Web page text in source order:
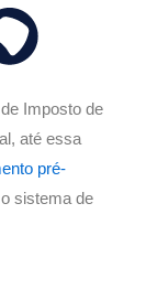
Imposto de
até essa
pré-
sistema de